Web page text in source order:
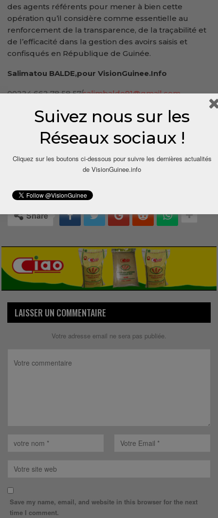
des agents référents pour mener à bien cette
opération qu’il considère comme essentielle au
renforcement de la transparence, de la traçabilité et
de l’efficacité dans la gestion des avoirs saisis et
confisqués en République de Guinée.
Salimatou BALDE,pour VisionGuinee.Info
00224 662 78 58 57/salimbalde91@gmail.com
0
Share
LAISSER UN COMMENTAIRE
Votre adresse email ne sera pas publiée.
Save my name, email, and website in this browser for the next
time I comment.
Suivez nous sur les
Réseaux sociaux !
Cliquez sur les boutons ci-dessous pour suivre les dernières actualités
de VisionGuinee.info